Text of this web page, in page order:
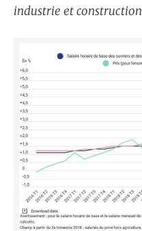
industrie et construction